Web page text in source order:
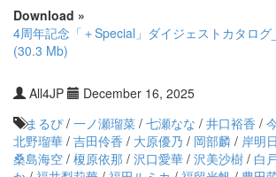
Download »
4周年記念「＋Special」ダイジェストカタロ
(30.3 Mb)
All4JP
December 16, 2025
まるぴ / 一ノ瀬瑠菜 / 七瀬なな / 井口裕香 /
北野瑠華 / 吉田伶香 / 大原優乃 / 岡部麟 / 岸明
桑島海空 / 榎原依那 / 沢口愛華 / 沢美沙樹 / 白